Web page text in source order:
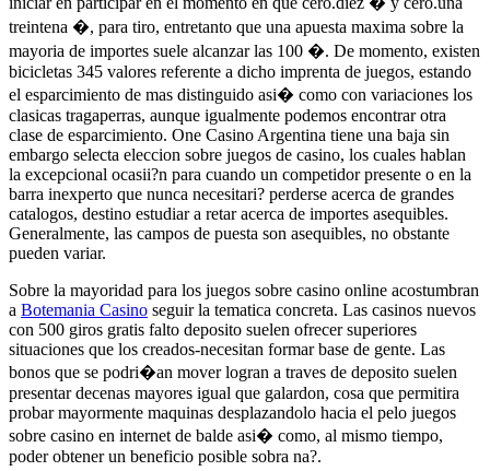
treintena �, para tiro, entretanto que una apuesta maxima sobre la
mayoria de importes suele alcanzar las 100 �. De momento, existen
bicicletas 345 valores referente a dicho imprenta de juegos, estando
el esparcimiento de mas distinguido asi� como con variaciones los
clasicas tragaperras, aunque igualmente podemos encontrar otra
clase de esparcimiento. One Casino Argentina tiene una baja sin
embargo selecta eleccion sobre juegos de casino, los cuales hablan
la excepcional ocasii?n para cuando un competidor presente o en la
barra inexperto que nunca necesitari? perderse acerca de grandes
catalogos, destino estudiar a retar acerca de importes asequibles.
Generalmente, las campos de puesta son asequibles, no obstante
pueden variar.
Sobre la mayoridad para los juegos sobre casino online acostumbran
a Botemania Casino seguir la tematica concreta. Las casinos nuevos
con 500 giros gratis falto deposito suelen ofrecer superiores
situaciones que los creados-necesitan formar base de gente. Las
bonos que se podri�an mover logran a traves de deposito suelen
presentar decenas mayores igual que galardon, cosa que permitira
probar mayormente maquinas desplazandolo hacia el pelo juegos
sobre casino en internet de balde asi� como, al mismo tiempo,
poder obtener un beneficio posible sobra na?.